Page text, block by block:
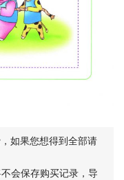
如果您想得到全部请
会保存购买记录，导